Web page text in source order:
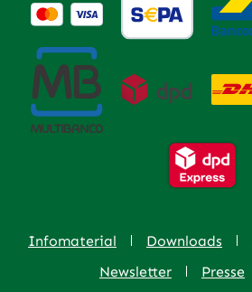
Infomaterial Downloads
Newsletter
Presse